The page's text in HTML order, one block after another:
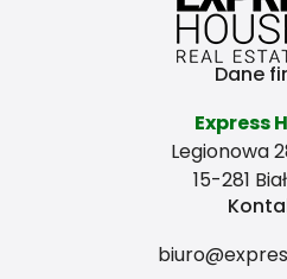
Dane
Express
Legionowa
15-281